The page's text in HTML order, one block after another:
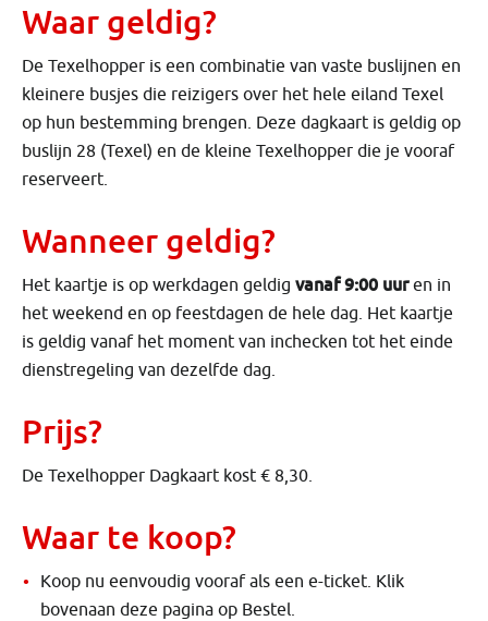
Waar geldig?
De Texelhopper is een combinatie van vaste buslijnen en
kleinere busjes die reizigers over het hele eiland Texel
op hun bestemming brengen. Deze dagkaart is geldig op
buslijn 28 (Texel) en de kleine Texelhopper die je vooraf
reserveert.
Wanneer geldig?
Het kaartje is op werkdagen geldig vanaf 9:00 uuren in
het weekend en op feestdagen de hele dag. Het kaartje
is geldig vanaf het moment van inchecken tot het einde
dienstregeling van dezelfde dag.
Prijs?
De Texelhopper Dagkaart kost € 8,30.
Waar te koop?
Koop nu eenvoudig vooraf als een e-ticket. Klik
bovenaan deze pagina op Bestel.